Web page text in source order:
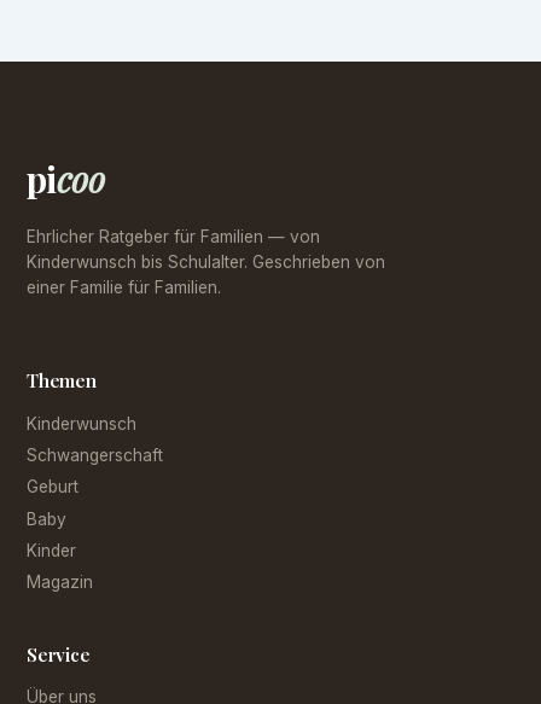
picoo
Ehrlicher Ratgeber für Familien — von
Kinderwunsch bis Schulalter. Geschrieben von
einer Familie für Familien.
Themen
Kinderwunsch
Schwangerschaft
Geburt
Baby
Kinder
Magazin
Service
Über uns